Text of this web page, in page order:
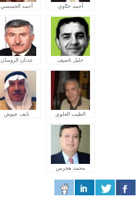
أحمد ختّاوي أحمد الخميسي
خليل ناصيف عدنان الروسان
الطيب العلوي نايف عبوش
محمد هجرس